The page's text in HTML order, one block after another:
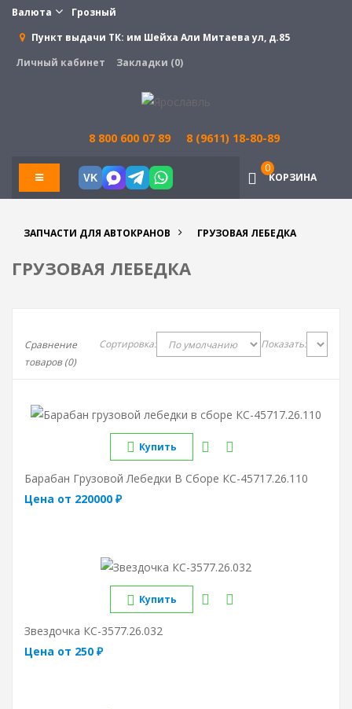
Валюта
Грозный
Пункт выдачи ТК: им Шейха Али Митаева ул, д.85
Личный кабинет
Закладки (0)
8 800 600 07 89 8 (9611) 18-80-89
VK КОРЗИНА
0
ЗАПЧАСТИ ДЛЯ АВТОКРАНОВ ГРУЗОВАЯ ЛЕБЕДКА
ГРУЗОВАЯ ЛЕБЕДКА
Сравнение
товаров (0)
Сортировка: Показать:
Купить
Барабан Грузовой Лебедки В Сборе КС-45717.26.110
Цена от 220000 ₽
Купить
Звездочка КС-3577.26.032
Цена от 250 ₽